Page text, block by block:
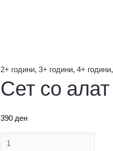
2+ години, 3+ години, 4+ години,
Сет со алат
390 ден